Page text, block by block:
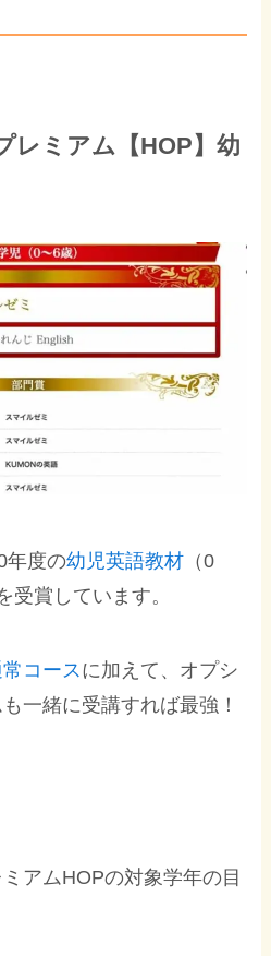
レミアム【HOP】幼
年度の幼児英語教材 （0
受賞しています。
コースに加えて、オプシ
一緒に受講すれば最強！
アムHOPの対象学年の目